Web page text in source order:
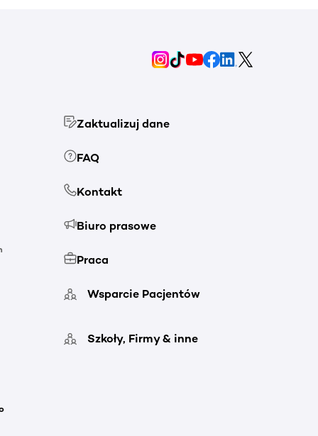
Zaktualizuj dane
FAQ
Kontakt
Biuro prasowe
Praca
Wsparcie Pacjentów
Szkoły, Firmy & inne